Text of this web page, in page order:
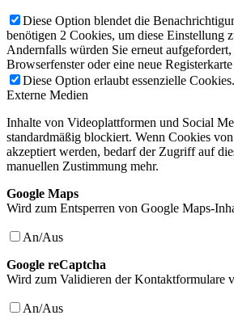
Diese Option blendet die
benötigen 2 Cookies, um diese Einstellung
Andernfalls würden Sie erneut
Browserfenster oder eine neue
Diese Option erlaubt essenzielle Cookies.
Externe Medien
Inhalte von Videoplattformen und Social
standardmäßig blockiert. Wenn Cookies
akzeptiert werden, bedarf der Zugriff auf
manuellen Zustimmung mehr.
Google Maps
Wird zum Entsperren von Google Maps-
An/Aus
Google reCaptcha
Wird zum Validieren der Kontaktformulare
An/Aus